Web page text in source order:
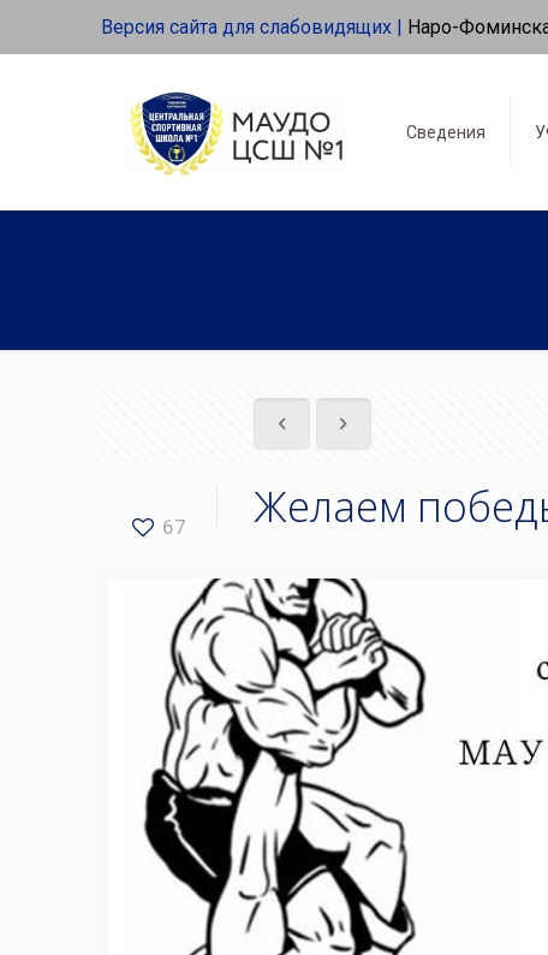
Версия сайта для слабовидящих | Наро-
Сведения
67 Желаем